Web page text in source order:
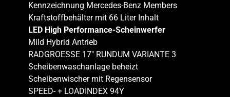
Kennzeichnung Mercedes-Benz Members
Kraftstoffbehälter mit 66 Liter Inhalt
LED High Performance-Scheinwerfer
Mild Hybrid Antrieb
RADGROESSE 17″ RUNDUM VARIANTE 3
Scheibenwaschanlage beheizt
Scheibenwischer mit Regensensor
SPEED- + LOADINDEX 94Y